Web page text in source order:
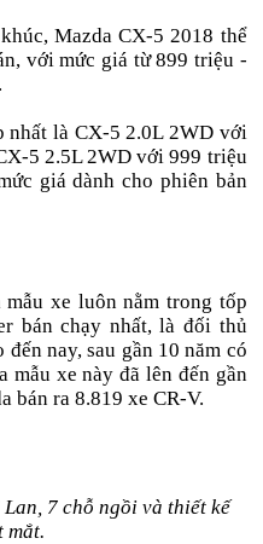
Mazda CX-5 2018 thể
với mức giá từ 899 triệu -
nhất là CX-5 2.0L 2WD với
5 2.5L 2WD với 999 triệu
giá dành cho phiên bản
xe luôn nằm trong tốp
bán chạy nhất, là đối thủ
nay, sau gần 10 năm có
mẫu xe này đã lên đến gần
bán ra 8.819 xe CR-V.
7 chỗ ngồi và thiết kế
mắt.